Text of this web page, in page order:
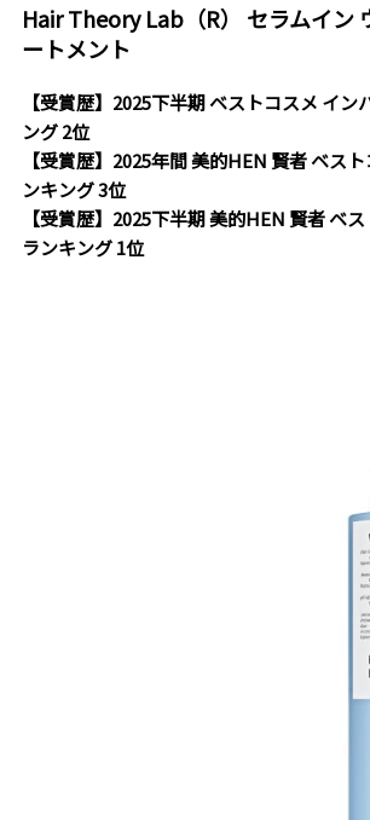
Hair Theory Lab（R） セラムイン
ートメント
【受賞歴】2025下半期 ベストコスメ イン
ング 2位
【受賞歴】2025年間 美的HEN 賢者 ベス
ンキング 3位
【受賞歴】2025下半期 美的HEN 賢者 ベ
ランキング 1位